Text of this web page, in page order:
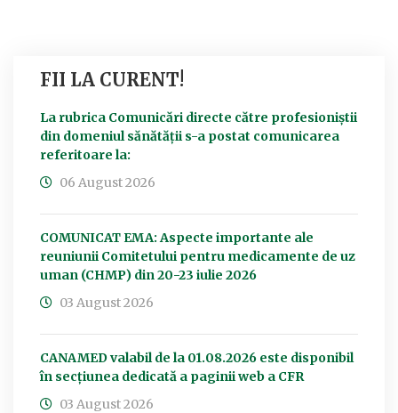
FII LA CURENT!
La rubrica Comunicări directe către profesioniștii
din domeniul sănătății s-a postat comunicarea
referitoare la:
06 August 2026
COMUNICAT EMA: Aspecte importante ale
reuniunii Comitetului pentru medicamente de uz
uman (CHMP) din 20-23 iulie 2026
03 August 2026
CANAMED valabil de la 01.08.2026 este disponibil
în secțiunea dedicată a paginii web a CFR
03 August 2026